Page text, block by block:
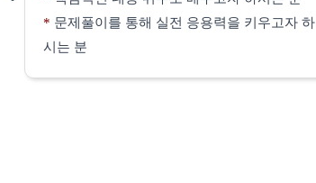
* 문제풀이를 통해 실전 응용력을 키우고자 하
시는 분